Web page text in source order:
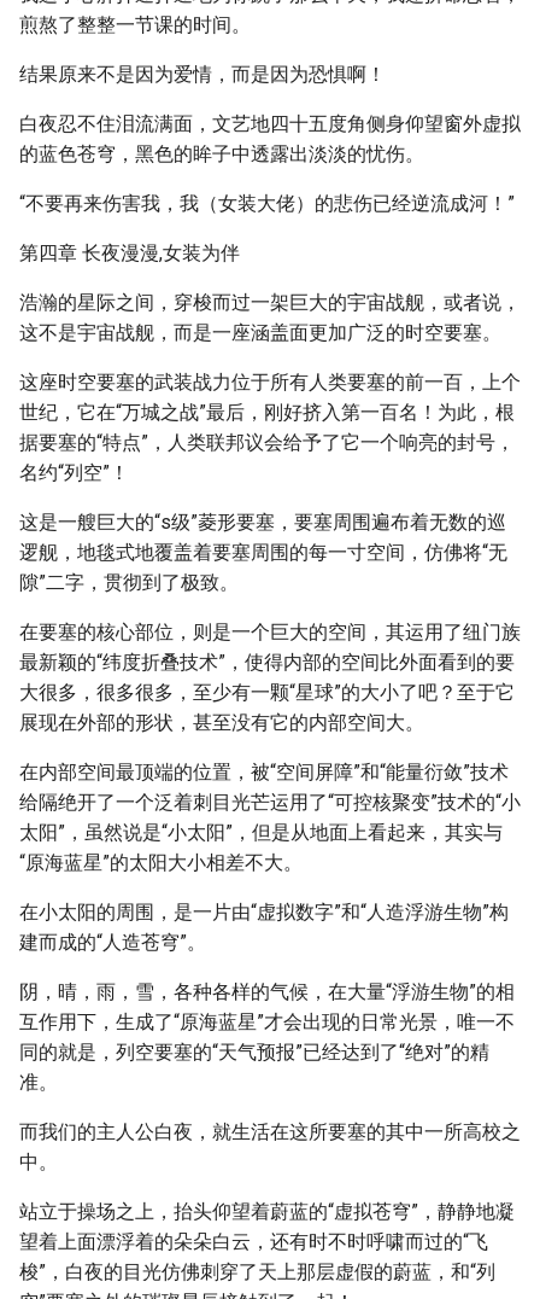
煎熬了整整一节课的时间。
结果原来不是因为爱情，而是因为恐惧啊！
白夜忍不住泪流满面，文艺地四十五度角侧身仰望窗外虚拟
的蓝色苍穹，黑色的眸子中透露出淡淡的忧伤。
“不要再来伤害我，我（女装大佬）的悲伤已经逆流成河！”
第四章 长夜漫漫,女装为伴
浩瀚的星际之间，穿梭而过一架巨大的宇宙战舰，或者说，
这不是宇宙战舰，而是一座涵盖面更加广泛的时空要塞。
这座时空要塞的武装战力位于所有人类要塞的前一百，上个
世纪，它在“万城之战”最后，刚好挤入第一百名！为此，根
据要塞的“特点”，人类联邦议会给予了它一个响亮的封号，
名约“列空”！
这是一艘巨大的“s级”菱形要塞，要塞周围遍布着无数的巡
逻舰，地毯式地覆盖着要塞周围的每一寸空间，仿佛将“无
隙”二字，贯彻到了极致。
在要塞的核心部位，则是一个巨大的空间，其运用了纽门族
最新颖的“纬度折叠技术”，使得内部的空间比外面看到的要
大很多，很多很多，至少有一颗“星球”的大小了吧？至于它
展现在外部的形状，甚至没有它的内部空间大。
在内部空间最顶端的位置，被“空间屏障”和“能量衍敛”技术
给隔绝开了一个泛着刺目光芒运用了“可控核聚变”技术的“小
太阳”，虽然说是“小太阳”，但是从地面上看起来，其实与
“原海蓝星”的太阳大小相差不大。
在小太阳的周围，是一片由“虚拟数字”和“人造浮游生物”构
建而成的“人造苍穹”。
阴，晴，雨，雪，各种各样的气候，在大量“浮游生物”的相
互作用下，生成了“原海蓝星”才会出现的日常光景，唯一不
同的就是，列空要塞的“天气预报”已经达到了“绝对”的精
准。
而我们的主人公白夜，就生活在这所要塞的其中一所高校之
中。
站立于操场之上，抬头仰望着蔚蓝的“虚拟苍穹”，静静地凝
望着上面漂浮着的朵朵白云，还有时不时呼啸而过的“飞
梭”，白夜的目光仿佛刺穿了天上那层虚假的蔚蓝，和“列